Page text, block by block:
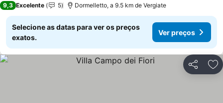
9,3 Excelente 5 Dormelletto, a 9.5 km de Vergiate
Selecione as datas para ver os preços
exatos.
Ver preços
Partilhar